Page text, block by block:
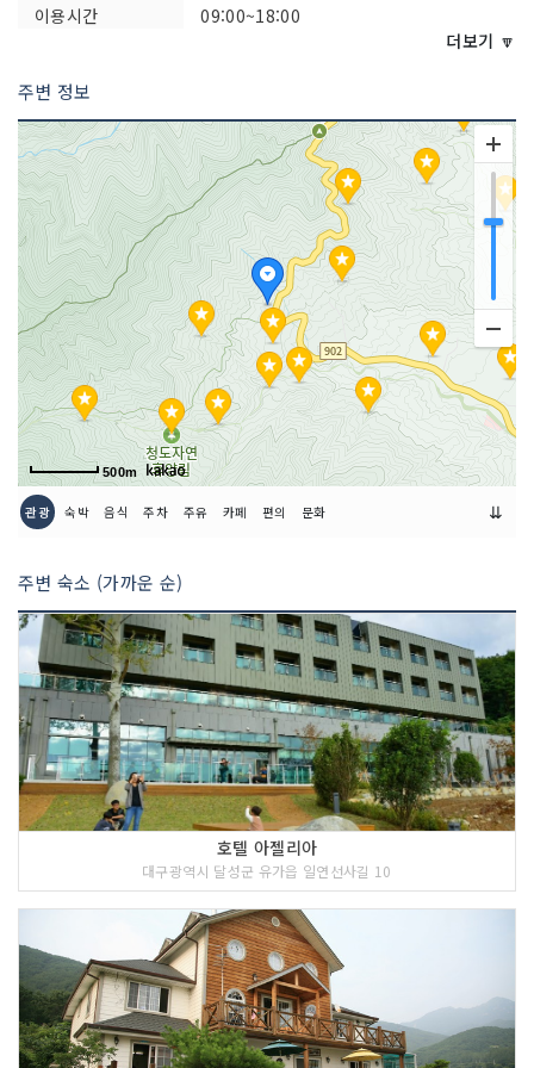
이용시간
09:00~18:00
더보기 🔽
주변 정보
500m
관광 숙박 음식 주차 주유 카페 편의 문화 ⇊
주변 숙소 (가까운 순)
호텔 아젤리아
대구광역시 달성군 유가읍 일연선사길 10